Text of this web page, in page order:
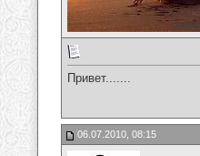
Привет.......
06.07.2010, 08:15